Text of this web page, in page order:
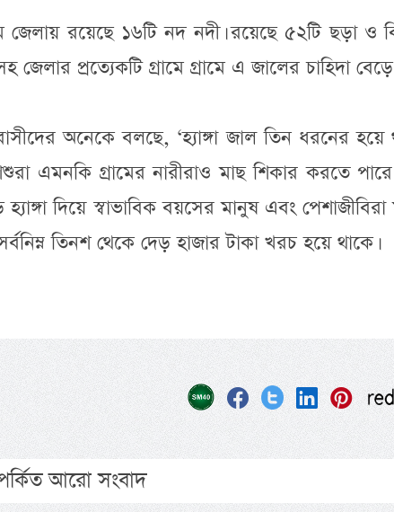
জেলায় রয়েছে ১৬টি নদ নদী। রয়েছে ৫২টি ছড়া ও
জেলার প্রত্যেকটি গ্রামে গ্রামে এ জালের চাহিদা বেড়ে
অনেকে বলছে, ‘হ্যাঙ্গা জাল তিন ধরনের হয়ে
এমনকি গ্রামের নারীরাও মাছ শিকার করতে
দিয়ে স্বাভাবিক বয়সের মানুষ এবং পেশাজীবিরা
তিনশ থেকে দেড় হাজার টাকা খরচ হয়ে থাকে।
আরো সংবাদ